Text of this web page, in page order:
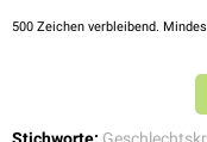
500 Zeichen verbleibend.